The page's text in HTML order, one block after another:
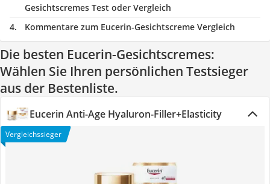
Gesichtscremes Test oder Vergleich
Kommentare zum Eucerin-Gesichtscreme Vergleich
Die besten Eucerin-Gesichtscremes:
Wählen Sie Ihren persönlichen Testsieger
aus der Bestenliste.
Eucerin Anti-Age Hyaluron-Filler+Elasticity
Vergleichssieger